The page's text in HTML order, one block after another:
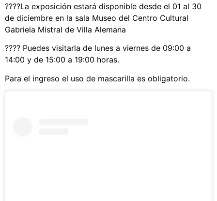
????La exposición estará disponible desde el 01 al 30
de diciembre en la sala Museo del Centro Cultural
Gabriela Mistral de Villa Alemana
???? Puedes visitarla de lunes a viernes de 09:00 a
14:00 y de 15:00 a 19:00 horas.
Para el ingreso el uso de mascarilla es obligatorio.